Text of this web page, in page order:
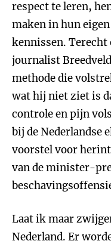
respect te leren,
maken in hun
kennissen.
journalist
methode die
wat hij niet ziet is
controle en pijn
bij de Nederlandse
voorstel voor
van de minister-
Laat ik maar
Nederland. Er